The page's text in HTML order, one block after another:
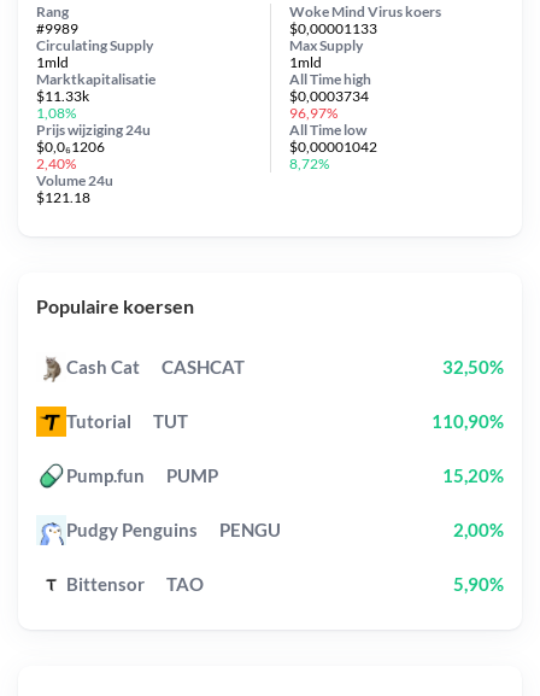
Woke Mind Virus koers
$0,00001133
Circulating Supply
1mld
Prijs wijziging 24u
$0,0₆1206
2,40%
Max Supply
1mld
Marktkapitalisatie
$11.33k
1,08%
Volume 24u
$121.18
Rang
#9989
All Timehigh
$0,0003734
96,97%
All Time low
$0,00001042
8,72%
Populaire koersen
Cash Cat CASHCAT 32,50%
Tutorial TUT 110,90%
Pump.fun PUMP 15,20%
Pudgy Penguins PENGU 2,00%
Bittensor TAO 5,90%